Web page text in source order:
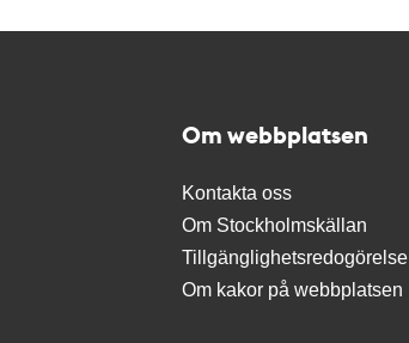
Om webbplatsen
Kontakta oss
Om Stockholmskällan
Tillgänglighetsredogörelse
Om kakor på webbplatsen